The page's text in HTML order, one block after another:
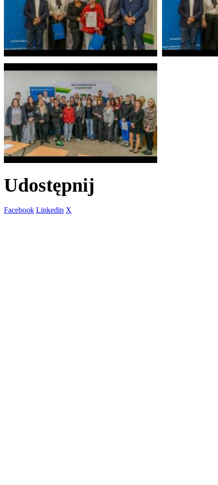
Udostępnij
Facebook Linkedin X